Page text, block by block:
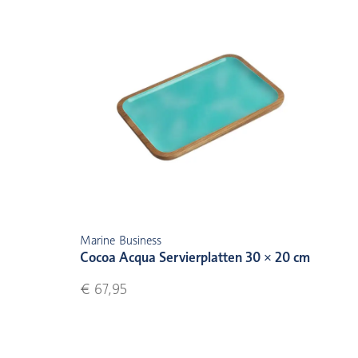
Marine Business
Cocoa Acqua Servierplatten 30 × 20 cm
€ 67,95